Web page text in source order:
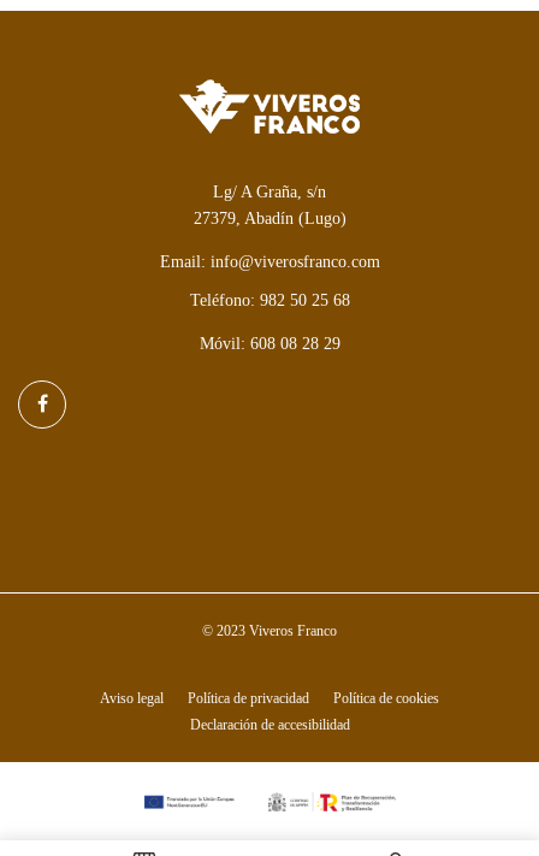
Lg/ A Graña, s/n
27379, Abadín (Lugo)
Email: info@viverosfranco.com
Teléfono: 982 50 25 68
Móvil: 608 08 28 29
© 2023 Viveros Franco
Aviso legal Política de privacidad
Política de cookies
Declaración de accesibilidad